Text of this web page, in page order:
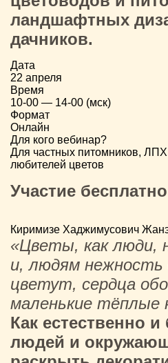
ландшафтных
дачников.
Дата
22 апреля
Время
10-00 — 14-00 (мск)
Формат
Онлайн
Для кого вебинар?
Для частных питомников,
любителей цветов
Участие бесплатно
Киримизе Хаджимусович
«Цветы, как люди,
и, людям нежность
цветут, сердца
маленькие тёплые
Как естественно
людей и